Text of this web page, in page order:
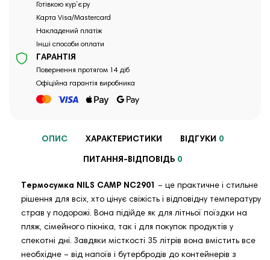
Готівкою кур`єру
Карта Visa/Mastercard
Накладений платіж
Інші способи оплати
ГАРАНТІЯ
Повернення протягом 14 діб
Офіційна гарантія виробника
ОПИС ХАРАКТЕРИСТИКИ ВІДГУКИ 0
ПИТАННЯ-ВІДПОВІДЬ 0
Термосумка NILS CAMP NC2901
– це практичне і стильне
рішення для всіх, хто цінує свіжість і відповідну температуру
страв у подорожі. Вона підійде як для літньої поїздки на
пляж, сімейного пікніка, так і для покупок продуктів у
спекотні дні. Завдяки місткості 35 літрів вона вмістить все
необхідне – від напоїв і бутербродів до контейнерів з